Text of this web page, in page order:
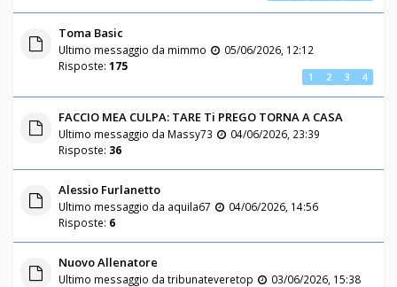
Toma Basic
Ultimo messaggio da mimmo
05/06/2026, 12:12
Risposte: 175
1 2 3 4
FACCIO MEA CULPA: TARE Ti PREGO TORNA A CASA
Ultimo messaggio da Massy73
04/06/2026, 23:39
Risposte: 36
Alessio Furlanetto
Ultimo messaggio da aquila67
04/06/2026, 14:56
Risposte: 6
Nuovo Allenatore
Ultimo messaggio da tribunateveretop
03/06/2026, 15:38